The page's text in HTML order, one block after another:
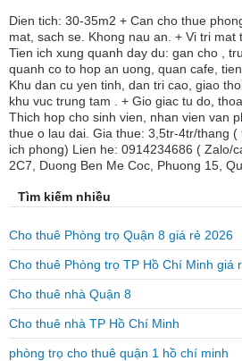
Dien tich: 30-35m2 + Can cho thue
mat, sach se. Khong nau an. + Vi tri mat
Tien ich xung quanh day du: gan cho ,
quanh co to hop an uong, quan cafe,
Khu dan cu yen tinh, dan tri cao, giao
khu vuc trung tam . + Gio giac tu do,
Thich hop cho sinh vien, nhan vien van
thue o lau dai. Gia thue: 3,5tr-4tr/thang (
ich phong) Lien he: 0914234686 ( Zalo/
2C7, Duong Ben Me Coc, Phuong 15,
Tìm kiếm nhiều
Cho thuê Phòng trọ Quận 8 giá rẻ 2026
Cho thuê Phòng trọ TP Hồ Chí Minh giá
Cho thuê nhà Quận 8
Cho thuê nhà TP Hồ Chí Minh
phòng trọ cho thuê quận 1 hồ chí minh